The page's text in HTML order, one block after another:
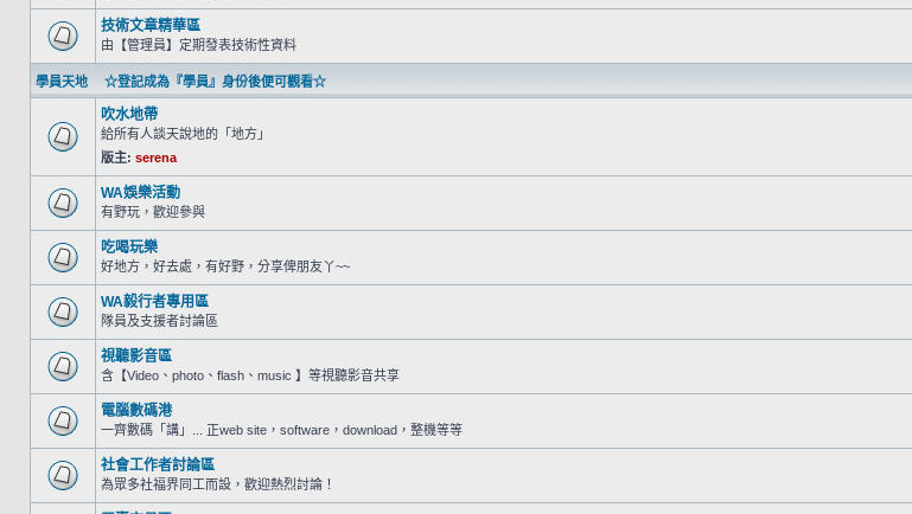
技術文章精華區
由【管理員】定期發表技術性資料
學員天地 ☆登記成為『學員』身份後便可觀看☆
吹水地帶
給所有人談天說地的「地方」
版主: serena
WA娛樂活動
有野玩，歡迎參與
吃喝玩樂
好地方，好去處，有好野，分享俾朋友丫~~
WA毅行者專用區
隊員及支援者討論區
視聽影音區
含【Video、photo、flash、music 】等視聽影音共享
電腦數碼港
一齊數碼「講」... 正web site，software，download，整機等等
社會工作者討論區
為眾多社福界同工而設，歡迎熱烈討論！